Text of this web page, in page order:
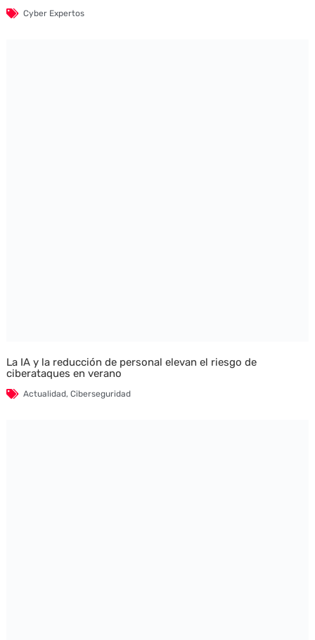
Cyber Expertos
La IA y la reducción de personal elevan el riesgo de
ciberataques en verano
Actualidad, Ciberseguridad